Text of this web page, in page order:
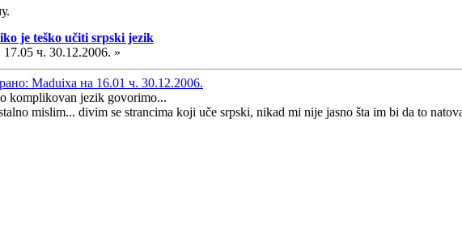
je teško učiti srpski jezik
17.05 ч. 30.12.2006. »
Maduixa на 16.01 ч. 30.12.2006.
komplikovan jezik govorimo...
mislim... divim se strancima koji uče srpski, nikad mi nije jasno šta im bi da to